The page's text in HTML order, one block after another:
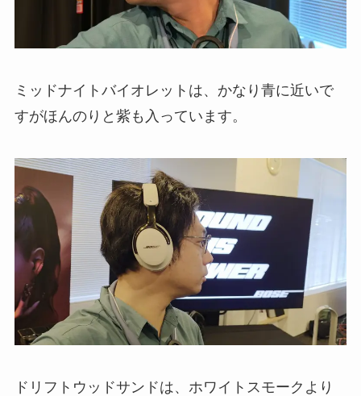
ミッドナイトバイオレットは、かなり青に近いで
すがほんのりと紫も入っています。
ドリフトウッドサンドは、ホワイトスモークより